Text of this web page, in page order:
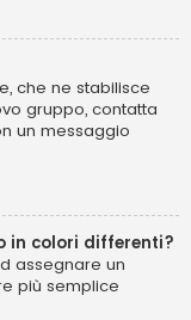
che ne stabilisce
gruppo, contatta
un messaggio
in colori differenti?
assegnare un
più semplice